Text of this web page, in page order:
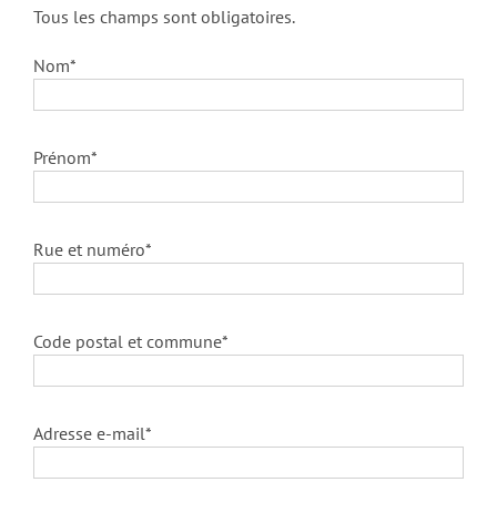
Tous les champs sont obligatoires.
Nom*
Prénom*
Rue et numéro*
Code postal et commune*
Adresse e-mail*